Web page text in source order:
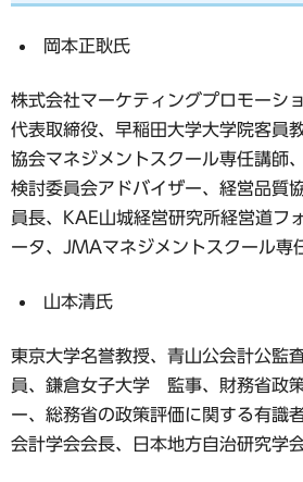
岡本正耿氏
株式会社マーケティングプロモーシ
代表取締役、早稲田大学大学院客員
協会マネジメントスクール専任講師
検討委員会アドバイザー、経営品質
員長、KAE山城経営研究所経営道フ
ータ、JMAマネジメントスクール専
山本清氏
東京大学名誉教授、青山公会計公監
員、鎌倉女子大学 監事、財務省政
ー、総務省の政策評価に関する有識
会計学会会長、日本地方自治研究学